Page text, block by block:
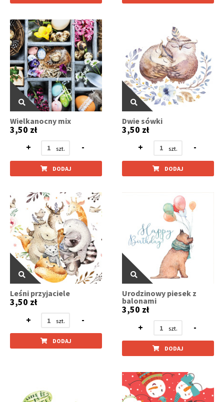
Wielkanocny mix
3,50 zł
+
-
DODAJ
Dwie sówki
3,50 zł
+
-
DODAJ
Leśni przyjaciele
3,50 zł
+
-
DODAJ
Urodzinowy piesek z
balonami
3,50 zł
+
-
DODAJ